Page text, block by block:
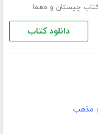
دانلود کتاب
مذهب